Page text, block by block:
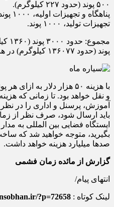
۵۰۰ پوند (حدود ۲۲۷ کیلوگرم).
پناهگاه و تجهیزات اولیه، ۱۰۰۰ پوند (حدود ۴۵۳.۶ کیلوگرم).
تجهیزات تولید، ۱۰۰۰ پوند.
پوند (حدود ۱۳۶۰۷۷ کیلوگرم) در هر کلنی.
و نقل خواهد بود. تا زمانی که
آموزش، پرسنل و اداری را در
باید ارسال شود، صرف نظر از
ایستگاه فضایی بین المللی به
بگیرید، متوجه خواهید شد که
صد‌ها میلیارد هزینه خواهد داشت.
گزارش از مائده زمان فشمی
انتهای پیام/
لینک کوتاه : ?p=72658